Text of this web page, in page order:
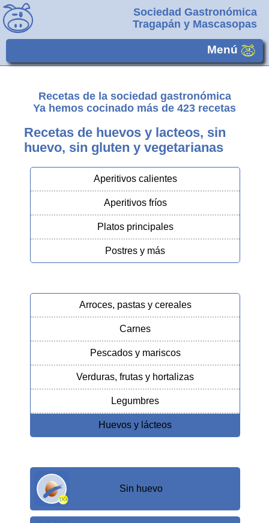
Sociedad Gastronómica
Tragapán y Mascasopas
Menú
Recetas de la sociedad gastronómica
Ya hemos cocinado más de 423 recetas
Recetas de huevos y lacteos, sin
huevo, sin gluten y vegetarianas
Aperitivos calientes
Aperitivos fríos
Platos principales
Postres y más
Arroces, pastas y cereales
Carnes
Pescados y mariscos
Verduras, frutas y hortalizas
Legumbres
Huevos y lácteos
Sin huevo